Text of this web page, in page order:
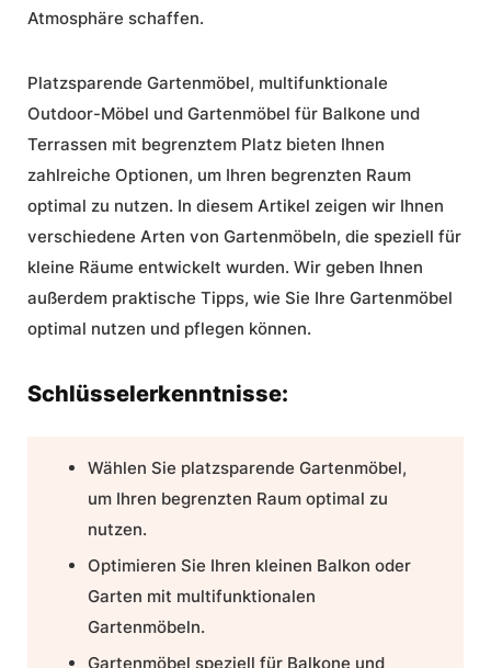
Atmosphäre schaffen.
Platzsparende Gartenmöbel, multifunktionale
Outdoor-Möbel und Gartenmöbel für Balkone und
Terrassen mit begrenztem Platz bieten Ihnen
zahlreiche Optionen, um Ihren begrenzten Raum
optimal zu nutzen. In diesem Artikel zeigen wir Ihnen
verschiedene Arten von Gartenmöbeln, die speziell für
kleine Räume entwickelt wurden. Wir geben Ihnen
außerdem praktische Tipps, wie Sie Ihre Gartenmöbel
optimal nutzen und pflegen können.
Schlüsselerkenntnisse:
Wählen Sie platzsparende Gartenmöbel,
um Ihren begrenzten Raum optimal zu
nutzen.
Optimieren Sie Ihren kleinen Balkon oder
Garten mit multifunktionalen
Gartenmöbeln.
Gartenmöbel speziell für Balkone und